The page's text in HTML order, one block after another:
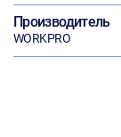
Производитель
WORKPRO